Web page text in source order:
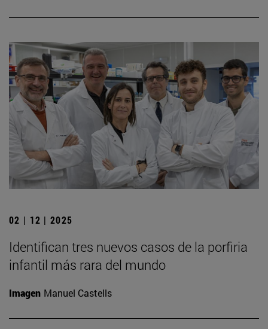
02 | 12 | 2025
Identifican tres nuevos casos de la porfiria
infantil más rara del mundo
Imagen Manuel Castells